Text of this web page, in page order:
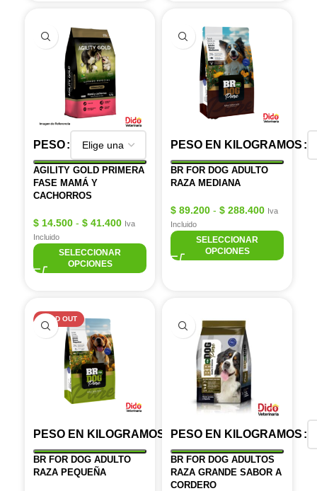
PESO
AGILITY GOLD PRIMERA
FASE MAMÁ Y
CACHORROS
$ 14.500 - $ 41.400 Iva
Incluido
SELECCIONAR
OPCIONES
PESO EN KILOGRAMOS
BR FOR DOG ADULTO
RAZA MEDIANA
$ 89.200 - $ 288.400 Iva
Incluido
SELECCIONAR
OPCIONES
SOLD OUT
PESO EN KILOGRAMOS
BR FOR DOG ADULTO
RAZA PEQUEÑA
PESO EN KILOGRAMOS
BR FOR DOG ADULTOS
RAZA GRANDE SABOR A
CORDERO